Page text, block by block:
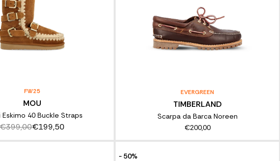
FW25
MOU
Eskimo 40 Buckle Straps
€399,00€199,50
EVERGREEN
TIMBERLAND
Scarpa da Barca Noreen
€200,00
- 50%